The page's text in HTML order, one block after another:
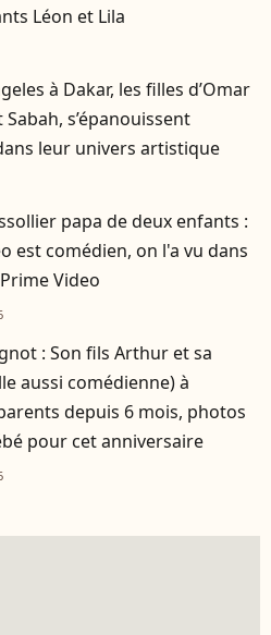
Léon et Lila
à Dakar, les filles d’Omar
Sabah, s’épanouissent
leur univers artistique
papa de deux enfants :
est comédien, on l'a vu dans
Video
: Son fils Arthur et sa
aussi comédienne) à
depuis 6 mois, photos
pour cet anniversaire